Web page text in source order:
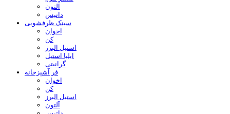
آلتون
داتیس
سینک ظرفشویی
اخوان
کن
استیل البرز
ایلیا استیل
گرانیتی
فر آشپزخانه
اخوان
کن
استیل البرز
آلتون